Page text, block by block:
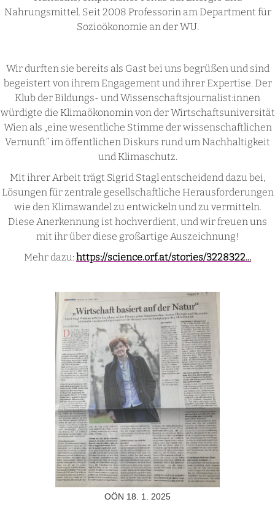
Nahrungsmittel. Seit 2008 Professorin am Department für
Sozioökonomie an der WU.
Wir durften sie bereits als Gast bei uns begrüßen und sind
begeistert von ihrem Engagement und ihrer Expertise. Der
Klub der Bildungs- und Wissenschaftsjournalist:innen
würdigte die Klimaökonomin von der Wirtschaftsuniversität
Wien als „eine wesentliche Stimme der wissenschaftlichen
Vernunft“ im öffentlichen Diskurs rund um Nachhaltigkeit
und Klimaschutz.
Mit ihrer Arbeit trägt Sigrid Stagl entscheidend dazu bei,
Lösungen für zentrale gesellschaftliche Herausforderungen
wie den Klimawandel zu entwickeln und zu vermitteln.
Diese Anerkennung ist hochverdient, und wir freuen uns
mit ihr über diese großartige Auszeichnung!
Mehr dazu: https://science.orf.at/stories/3228322...
OÖN 18. 1. 2025